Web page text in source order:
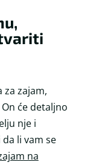
za zajam,
će detaljno
nje i
li vam se
na